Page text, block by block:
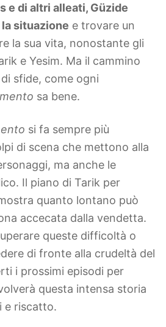
e di altri alleati, Güzide
situazione e trovare un
la sua vita, nonostante gli
e Yesim. Ma il cammino
sfide, come ogni
sa bene.
si fa sempre più
di scena che mettono alla
ma anche le
Il piano di Tarik per
quanto lontano può
accecata dalla vendetta.
queste difficoltà o
di fronte alla crudeltà del
i prossimi episodi per
questa intensa storia
e riscatto.